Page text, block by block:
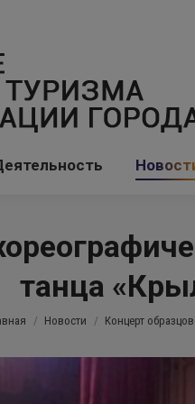
танца
здесь: Новости Концерт